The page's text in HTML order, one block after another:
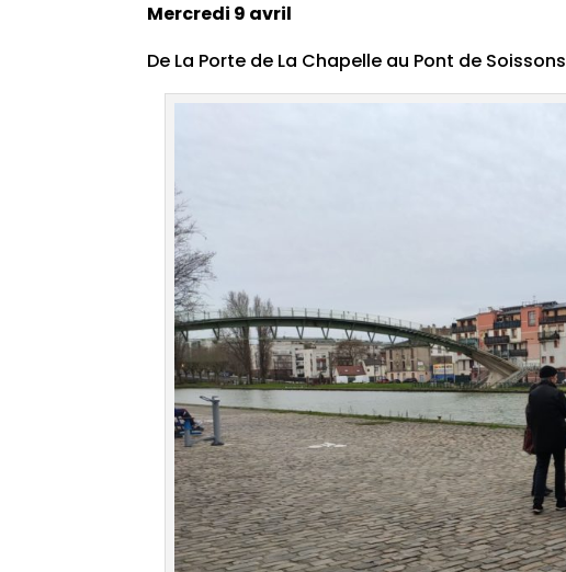
Mercredi 9 avril
De La Porte de La Chapelle au Pont de Soissons